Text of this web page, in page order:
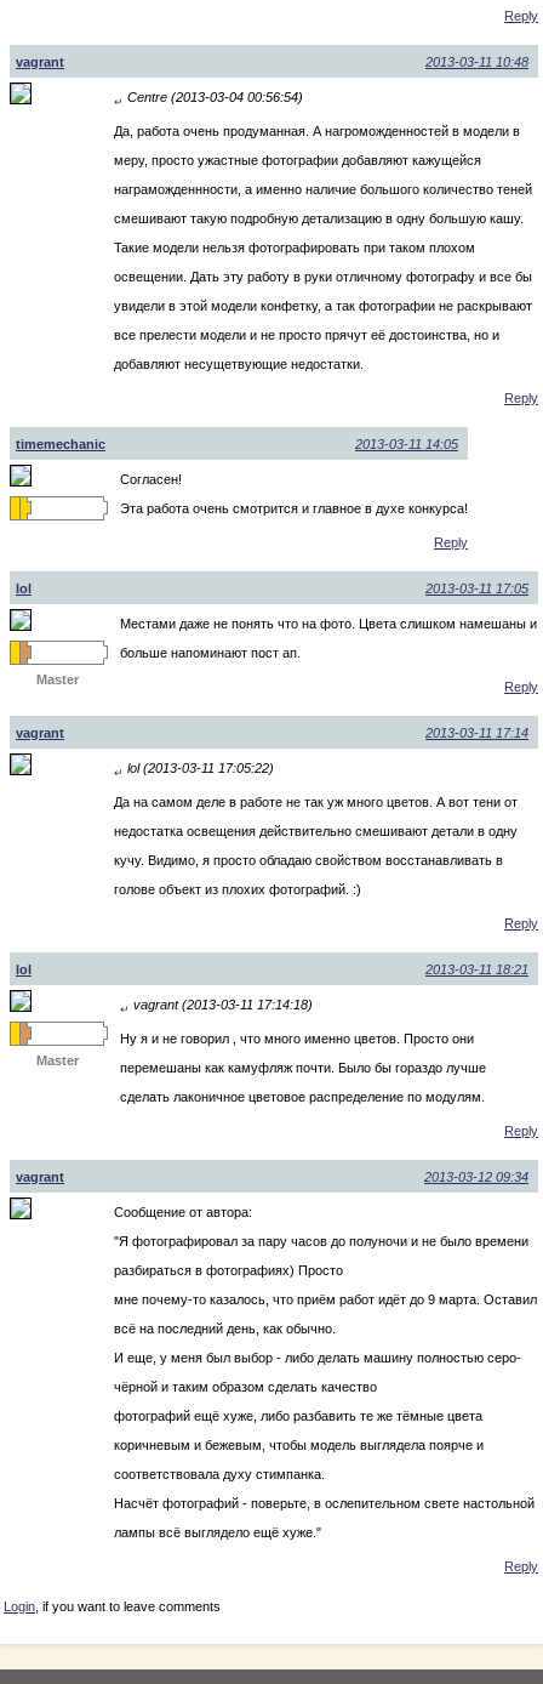
Reply
vagrant 2013-03-11 10:48
↵ Centre (2013-03-04 00:56:54)
Да, работа очень продуманная. А нагроможденностей в модели в
меру, просто ужастные фотографии добавляют кажущейся
награможденнности, а именно наличие большого количество теней
смешивают такую подробную детализацию в одну большую кашу.
Такие модели нельзя фотографировать при таком плохом
освещении. Дать эту работу в руки отличному фотографу и все бы
увидели в этой модели конфетку, а так фотографии не раскрывают
все прелести модели и не просто прячут её достоинства, но и
добавляют несущетвующие недостатки.
Reply
timemechanic 2013-03-11 14:05
Согласен!
Эта работа очень смотрится и главное в духе конкурса!
Reply
lol 2013-03-11 17:05
Master
Местами даже не понять что на фото. Цвета слишком намешаны и
больше напоминают пост ап.
Reply
vagrant 2013-03-11 17:14
↵ lol (2013-03-11 17:05:22)
Да на самом деле в работе не так уж много цветов. А вот тени от
недостатка освещения действительно смешивают детали в одну
кучу. Видимо, я просто обладаю свойством восстанавливать в
голове объект из плохих фотографий. :)
Reply
lol 2013-03-11 18:21
Master
↵ vagrant (2013-03-11 17:14:18)
Ну я и не говорил , что много именно цветов. Просто они
перемешаны как камуфляж почти. Было бы гораздо лучше
сделать лаконичное цветовое распределение по модулям.
Reply
vagrant 2013-03-12 09:34
Сообщение от автора:
"Я фотографировал за пару часов до полуночи и не было времени
разбираться в фотографиях) Просто
мне почему-то казалось, что приём работ идёт до 9 марта. Оставил
всё на последний день, как обычно.
И еще, у меня был выбор - либо делать машину полностью серо-
чёрной и таким образом сделать качество
фотографий ещё хуже, либо разбавить те же тёмные цвета
коричневым и бежевым, чтобы модель выглядела поярче и
соответствовала духу стимпанка.
Насчёт фотографий - поверьте, в ослепительном свете настольной
лампы всё выглядело ещё хуже."
Reply
Login , if you want to leave comments